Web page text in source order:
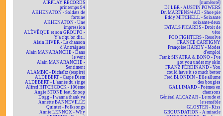
AIRPLAY RECORDS
printemps 94
AKHENATON - Soldats de
fortune
AKHENATON - Une
impression
ALÉVÊQUE et son GROUPO -
Y'a c'qu'on dit...
Alain HIVER - La chanson
d'Antraigues
Alain MANARANCHE - Dans
le vent
Alain MANARANCHE -
Sentiment
ALAMBIC - Dichaïtz (respire)
ALDEBERT - Carpe Diem
ALDEBERT - L'année du singe
Alfred HITCHCOCK - 100ème
Angie STONE feat. Snoop
Dogg - I wanna thank ya
Annette BANNEVILLE
Quintet - Folksongs
Annie LENNOX - Why
[numéroté]
DJ LBR - AUSTIN POWERS
Dr. MARTENS/4AD - Shoe pie
Eddy MITCHELL - Soixante
soixante-deux
FATALS PICARDS - Droit de
véto
FOO FIGHTERS - Resolve
FRANCE CARTIGNY
Françoise HARDY - Modes
d'emploi
Frank SINATRA & BONO - I've
got you under my skin
FRANZ FERDINAND - You
could have it so much better
Fred BLONDIN - Elle allume
des bougies
GALLIMARD - Poèmes en
chansons
Général ALCAZAR - Le rude et
le sensible
GLOSTER - Kiss
GROUNDATION - A miracle